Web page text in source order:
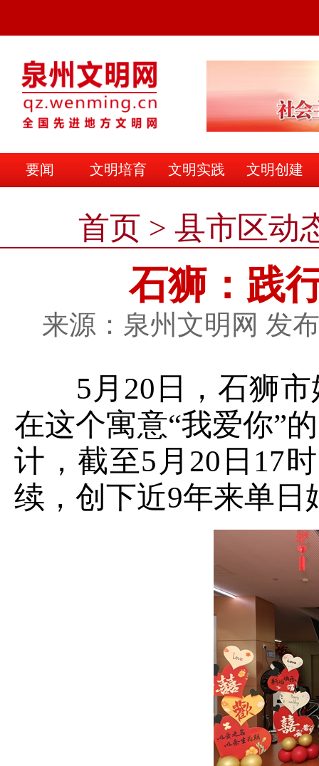
要闻 文明培育 文明实践 文明创建
首页 > 县市区动
石狮：践
来源：泉州文明网 发
5月20日，石狮市
在这个寓意“我爱你”
计，截至5月20日17
续，创下近9年来单日